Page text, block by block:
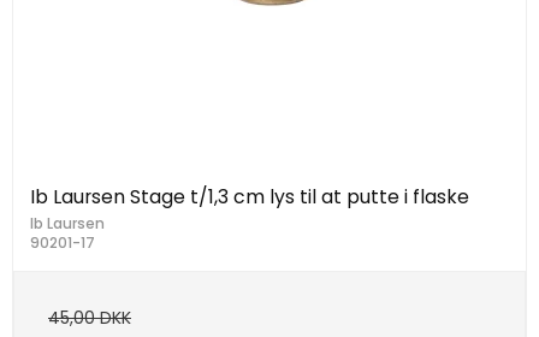
Ib Laursen Stage t/1,3 cm lys til at putte i flaske
Ib Laursen
90201-17
45,00 DKK